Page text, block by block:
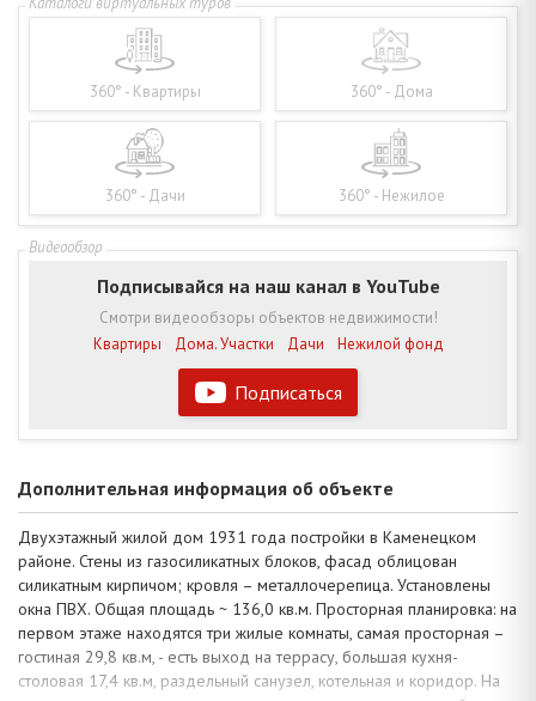
360° - Квартиры 360° - Дома
360° - Дачи 360° - Нежилое
Подписаться
Подписывайся на наш канал в YouTube
Смотри видеообзоры объектов недвижимости!
Квартиры
Дома. Участки Дачи Нежилой фонд
Дополнительная информация об объекте
Двухэтажный жилой дом 1931 года постройки в Каменецком
районе. Стены из газосиликатных блоков, фасад облицован
силикатным кирпичом; кровля – металлочерепица. Установлены
окна ПВХ. Общая площадь ~ 136,0 кв.м. Просторная планировка: на
первом этаже находятся три жилые комнаты, самая просторная –
гостиная 29,8 кв.м, - есть выход на террасу, большая кухня-
столовая 17,4 кв.м, раздельный санузел, котельная и коридор. На